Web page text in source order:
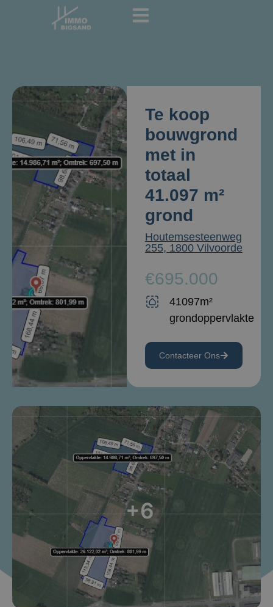
Te koop
bouwgrond
met in
totaal
41.097 m²
grond
Houtemsesteenweg
255, 1800 Vilvoorde
€695.000
41097m²
grondoppervlakte
Contacteer Ons
+6